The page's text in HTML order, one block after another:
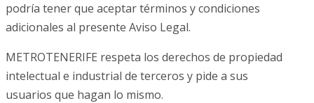
podría tener que aceptar términos y condiciones
adicionales al presente Aviso Legal.
METROTENERIFE respeta los derechos de propiedad
intelectual e industrial de terceros y pide a sus
usuarios que hagan lo mismo.